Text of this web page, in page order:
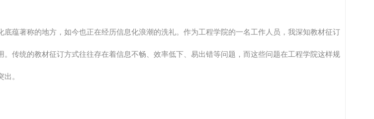
底蕴著称的地方，如今也正在经历信息化浪潮的洗礼。作为工程学院的一名工作人员，我深知教材征订
。传统的教材征订方式往往存在着信息不畅、效率低下、易出错等问题，而这些问题在工程学院这样规
。